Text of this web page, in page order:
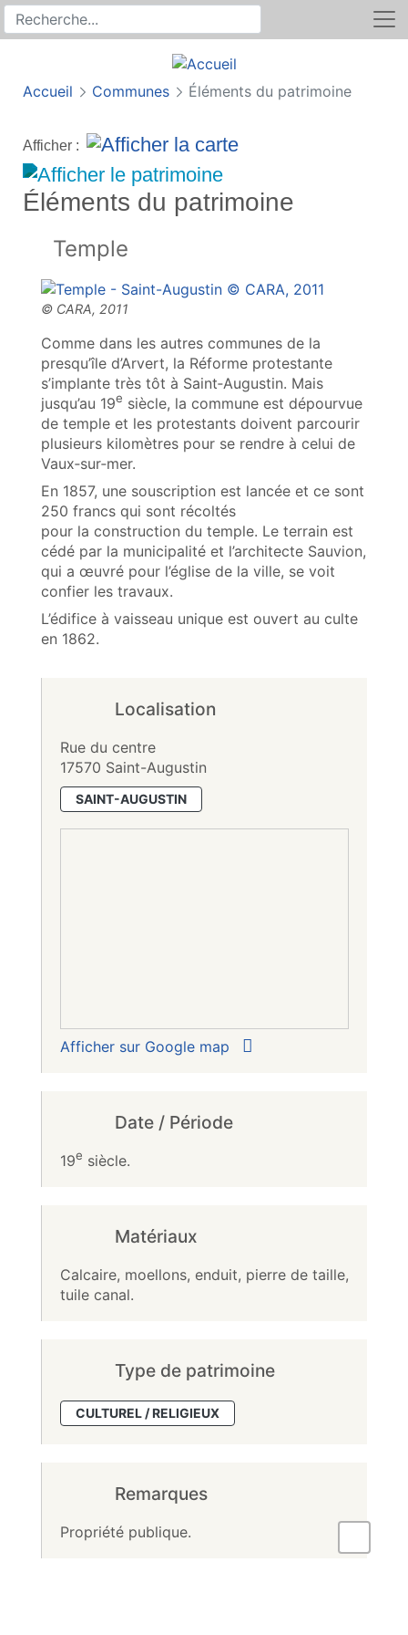
Recherche sur le site
Rechercher
Accueil Communes Éléments du patrimoine
Afficher :
Éléments du patrimoine
Temple
Comme dans les autres communes de la
presqu’île d’Arvert, la Réforme protestante
s’implante très tôt à Saint‑Augustin. Mais
jusqu’au 19e siècle, la commune est dépourvue
de temple et les protestants doivent parcourir
plusieurs kilomètres pour se rendre à celui de
Vaux‑sur‑mer.
En 1857, une souscription est lancée et ce sont
250 francs qui sont récoltés
pour la construction du temple. Le terrain est
cédé par la municipalité et l’architecte Sauvion,
qui a œuvré pour l’église de la ville, se voit
confier les travaux.
L’édifice à vaisseau unique est ouvert au culte
en 1862.
Localisation
Rue du centre
17570 Saint-Augustin
SAINT-AUGUSTIN
Afficher sur Google map
Date / Période
19e siècle.
Matériaux
Calcaire, moellons, enduit, pierre de taille,
tuile canal.
Type de patrimoine
CULTUREL / RELIGIEUX
Remarques
Propriété publique.